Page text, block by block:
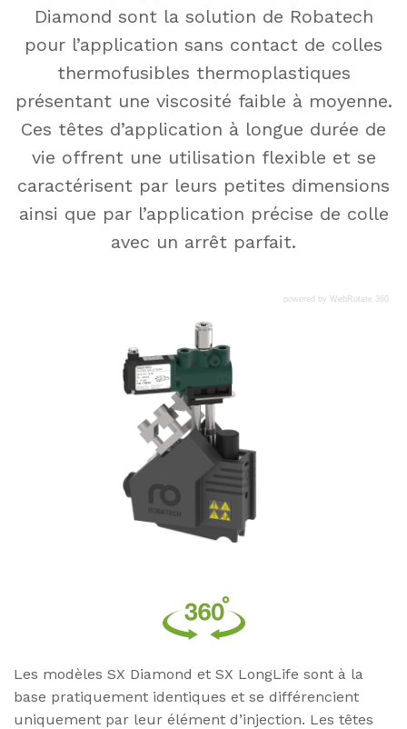
Diamond sont la solution de Robatech
pour l’application sans contact de colles
thermofusibles thermoplastiques
présentant une viscosité faible à moyenne.
Ces têtes d’application à longue durée de
vie offrent une utilisation flexible et se
caractérisent par leurs petites dimensions
ainsi que par l’application précise de colle
avec un arrêt parfait.
powered by WebRotate 360
Les modèles SX Diamond et SX LongLife sont à la
base pratiquement identiques et se différencient
uniquement par leur élément d’injection. Les têtes